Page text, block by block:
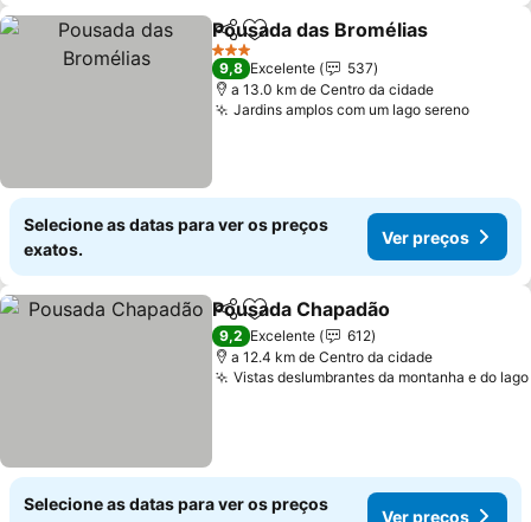
PartilharAdicionar aos favoritos
Pousada das Bromélias
3 Estrelas
9,8 Excelente
537
a 13.0 km de Centro da cidade
Jardins amplos com um lago serenoVer
Selecione as datas para ver os preços
exatos.
Ver preços
PartilharAdicionar aos favoritos
Pousada Chapadão
9,2 Excelente
612
a 12.4 km de Centro da cidade
Vistas deslumbrantes da montanha e do lago
Selecione as datas para ver os preços
Ver preços